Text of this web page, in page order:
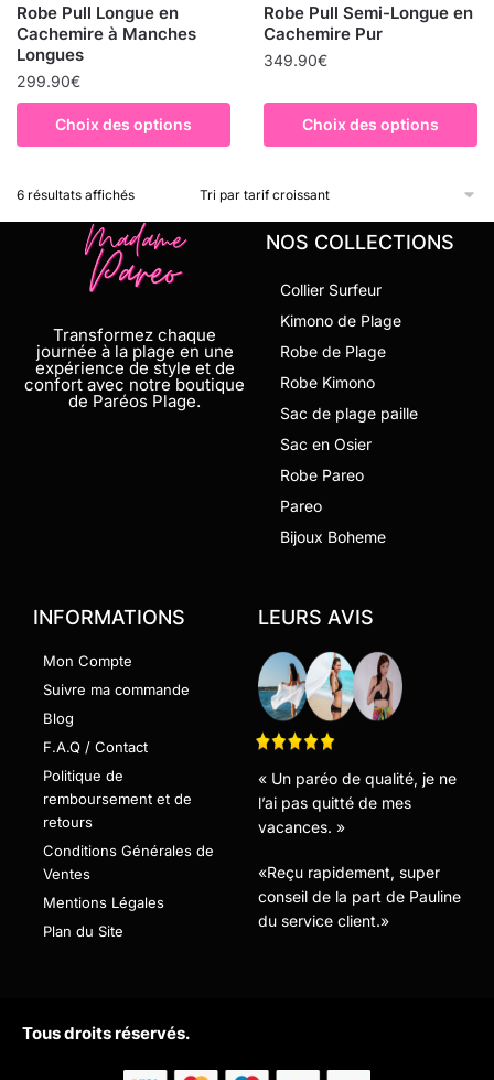
Robe Pull Longue en
Cachemire à Manches
Longues
299.90€
Choix des options
Robe Pull Semi-Longue en
Cachemire Pur
349.90€
Choix des options
6 résultats affichés
Transformez chaque
journée à la plage en une
expérience de style et de
confort avec notre boutique
de Paréos Plage.
NOS COLLECTIONS
Collier Surfeur
Kimono de Plage
Robe de Plage
Robe Kimono
Sac de plage paille
Sac en Osier
Robe Pareo
Pareo
Bijoux Boheme
INFORMATIONS
Mon Compte
Suivre ma commande
Blog
F.A.Q / Contact
Politique de
remboursement et de
retours
Conditions Générales de
Ventes
Mentions Légales
Plan du Site
LEURS AVIS
« Un paréo de qualité, je ne
l’ai pas quitté de mes
vacances. »
«Reçu rapidement, super
conseil de la part de Pauline
du service client.»
Tous droits réservés.